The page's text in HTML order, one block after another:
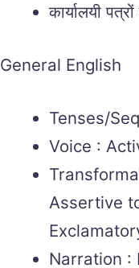
कार्यालयी
General English
Tenses/
Voice :
Assertive
Narration :